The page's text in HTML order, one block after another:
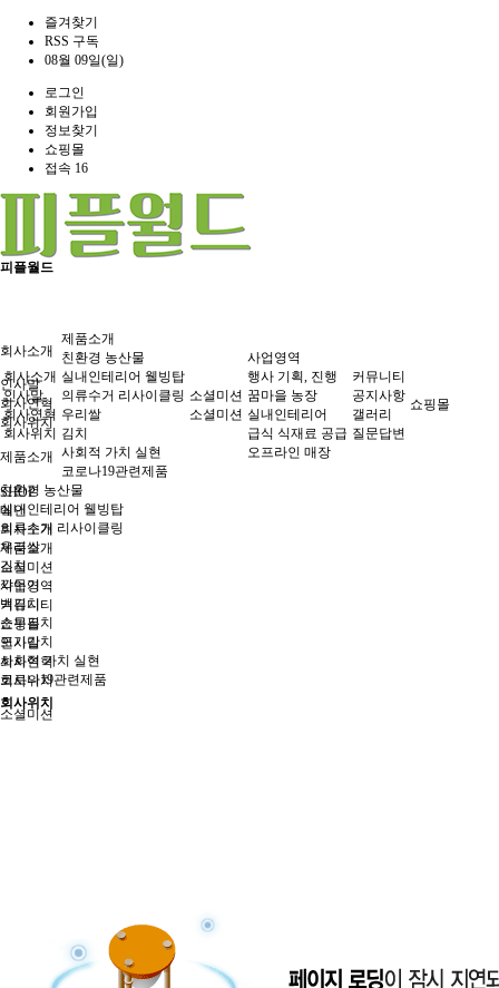
즐겨찾기
RSS 구독
08월 09일(일)
로그인
회원가입
정보찾기
쇼핑몰
접속 16
피플월드
회사소개
인사말
회사연혁
회사위치
제품소개
친환경 농산물
실내인테리어 웰빙탑
의류수거 리사이클링
우리쌀
김치
깍두기
백김치
순무김치
포기김치
사회적 가치 실현
코로나19관련제품
소셜미션
회사소개
인사말
회사연혁
회사위치
제품소개
친환경 농산물
실내인테리어 웰빙탑
의류수거 리사이클링
우리쌀
김치
사회적 가치 실현
코로나19관련제품
소셜미션
소셜미션
사업영역
행사 기획, 진행
꿈마을 농장
실내인테리어
급식 식재료 공급
오프라인 매장
커뮤니티
공지사항
갤러리
질문답변
쇼핑몰
SHOP
메인
회사소개
제품소개
소셜미션
사업영역
커뮤니티
쇼핑몰
인사말
회사연혁
회사위치
회사위치